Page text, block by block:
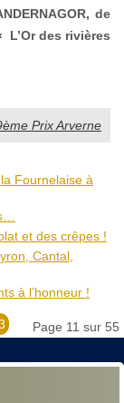
de
des rivières
Prix Arverne
Fournelaise à
et des crêpes !
Cantal,
à l’honneur !
Page 11 sur 55